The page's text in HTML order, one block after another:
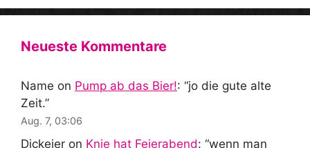
Neueste Kommentare
Name on Pump ab das Bier!: “jo die gute alte
Zeit.”
Aug. 7, 03:06
Dickeier on Knie hat Feierabend: “wenn man